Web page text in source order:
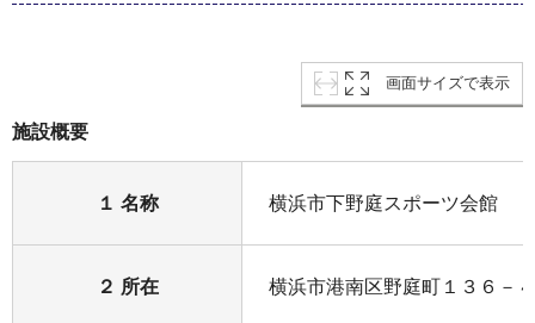
画面サイズで表示
施設概要
１ 名称 横浜市下野庭スポーツ会館
２ 所在 横浜市港南区野庭町１３６－４